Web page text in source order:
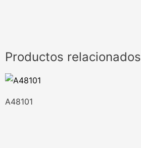
Productos relacionados
A48101